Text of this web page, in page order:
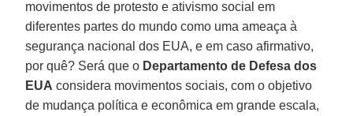
movimentos de protesto e ativismo social em
diferentes partes do mundo como uma ameaça à
segurança nacional dos EUA, e em caso afirmativo,
por quê? Será que o Departamento de Defesa dos
EUA considera movimentos sociais, com o objetivo
de mudança política e econômica em grande escala,